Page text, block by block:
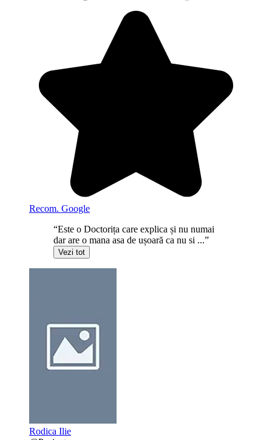
Recom. Google
“Este o Doctorița care explica și nu numai
dar are o mana asa de ușoară ca nu si ...”
Vezi tot
Rodica Ilie